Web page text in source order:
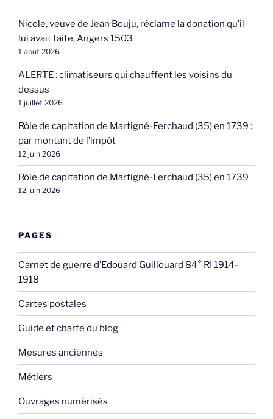
Nicole, veuve de Jean Bouju, réclame la donation qu’il
lui avait faite, Angers 1503
1 août 2026
ALERTE : climatiseurs qui chauffent les voisins du
dessus
1 juillet 2026
Rôle de capitation de Martigné-Ferchaud (35) en 1739 :
par montant de l’impôt
12 juin 2026
Rôle de capitation de Martigné-Ferchaud (35) en 1739
12 juin 2026
PAGES
Carnet de guerre d’Edouard Guillouard 84° RI 1914-
1918
Cartes postales
Guide et charte du blog
Mesures anciennes
Métiers
Ouvrages numérisés